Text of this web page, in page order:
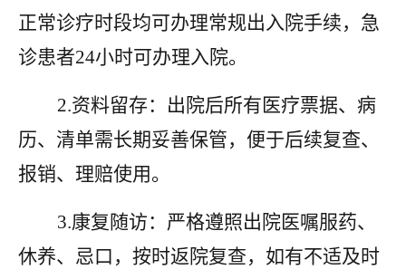
正常诊疗时段均可办理常规出入院手续，急
诊患者24小时可办理入院。
2.资料留存：出院后所有医疗票据、病
历、清单需长期妥善保管，便于后续复查、
报销、理赔使用。
3.康复随访：严格遵照出院医嘱服药、
休养、忌口，按时返院复查，如有不适及时